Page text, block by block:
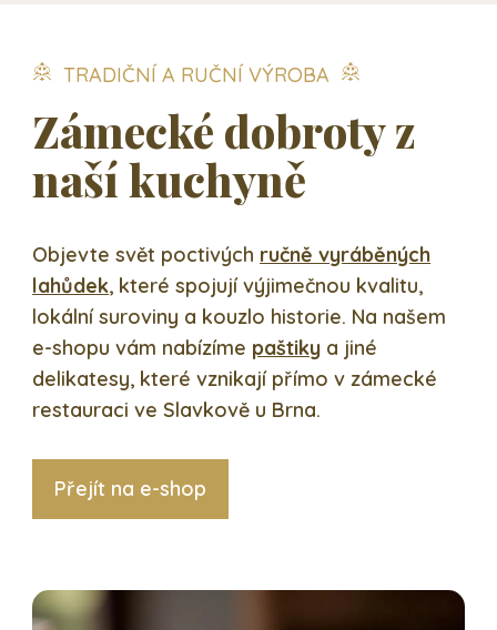
TRADIČNÍ A RUČNÍ VÝROBA
Zámecké dobroty z
naší kuchyně
Objevte svět poctivých ručně vyráběných
lahůdek, které spojují výjimečnou kvalitu,
lokální suroviny a kouzlo historie. Na našem
e-shopu vám nabízíme paštiky a jiné
delikatesy, které vznikají přímo v zámecké
restauraci ve Slavkově u Brna.
Přejít na e-shop